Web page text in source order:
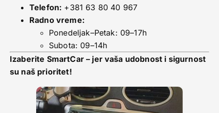
Telefon: +381 63 80 40 967
Radno vreme:
Ponedeljak–Petak: 09–17h
Subota: 09–14h
Izaberite SmartCar – jer vaša udobnost i sigurnost
su naš prioritet!